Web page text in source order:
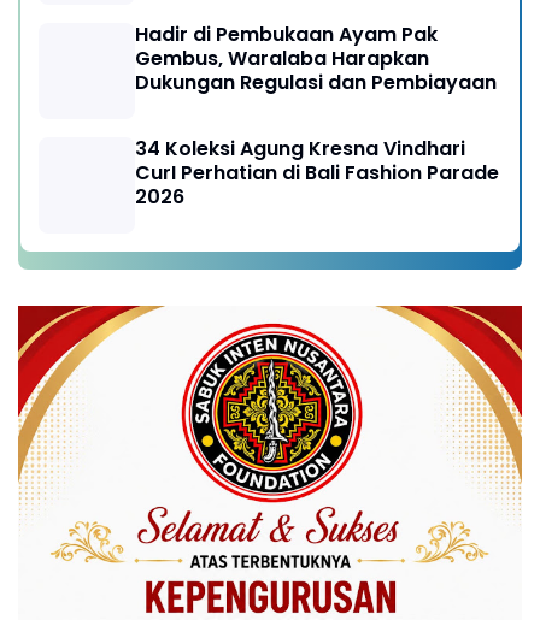
Hadir di Pembukaan Ayam Pak
Gembus, Waralaba Harapkan
Dukungan Regulasi dan Pembiayaan
34 Koleksi Agung Kresna Vindhari
CurI Perhatian di Bali Fashion Parade
2026